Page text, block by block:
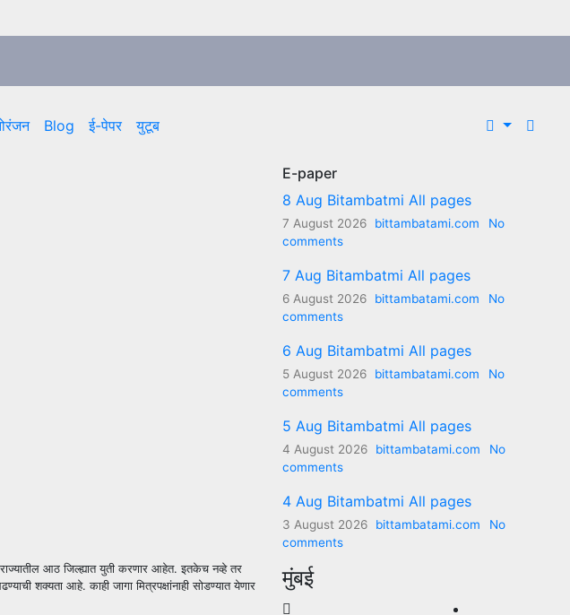
Blog ई-पेपर युटूब
आठ जिल्ह्यात युती करणार आहेत. इतकेच नव्हे तर
शक्यता आहे. काही जागा मित्रपक्षांनाही सोडण्यात येणार
E-paper
8 Aug Bitambatmi All pages
7 August 2026 bittambatami.com
No
comments
7 Aug Bitambatmi All pages
6 August 2026 bittambatami.com
No
comments
6 Aug Bitambatmi All pages
5 August 2026 bittambatami.com
No
comments
5 Aug Bitambatmi All pages
4 August 2026 bittambatami.com
No
comments
4 Aug Bitambatmi All pages
3 August 2026 bittambatami.com
No
comments
मुंबई